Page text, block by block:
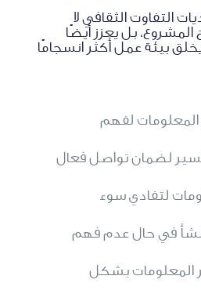
التفاوت الثقافي لا
بل يعزز أيضًا
بيئة عمل أكثر انسجامًا
لفهم
لضمان تواصل فعال
لتفادي سوء
تنشأ في حال عدم فهم
المعلومات بشكل